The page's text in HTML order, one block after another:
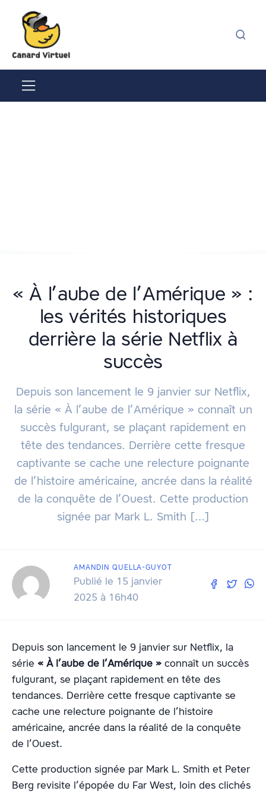
« À l’aube de l’Amérique » :
les vérités historiques
derrière la série Netflix à
succès
Depuis son lancement le 9 janvier sur Netflix,
la série « À l’aube de l’Amérique » connaît un
succès fulgurant, se plaçant rapidement en
tête des tendances. Derrière cette fresque
captivante se cache une relecture poignante
de l’histoire américaine, ancrée dans la réalité
de la conquête de l’Ouest. Cette production
signée par Mark L. Smith […]
AMANDIN QUELLA-GUYOT
Publié le 15 janvier
2025 à 16h40
Depuis son lancement le 9 janvier sur Netflix, la
série « À l’aube de l’Amérique » connaît un succès
fulgurant, se plaçant rapidement en tête des
tendances. Derrière cette fresque captivante se
cache une relecture poignante de l’histoire
américaine, ancrée dans la réalité de la conquête
de l’Ouest.
Cette production signée par Mark L. Smith et Peter
Berg revisite l’épopée du Far West, loin des clichés